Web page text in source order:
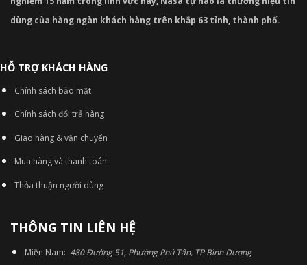
dùng của hàng ngàn khách hàng trên khắp 63 tỉnh, thành phố.
HỖ TRỢ KHÁCH HÀNG
Chính sách bảo mật
Chính sách đổi trả hàng
Giao hàng & vận chuyển
Mua hàng và thanh toán
Thỏa thuận người dùng
THÔNG TIN LIÊN HỆ
Miền Nam: 480 Đường 51, Phường Phú Tân, TP Bình Dương